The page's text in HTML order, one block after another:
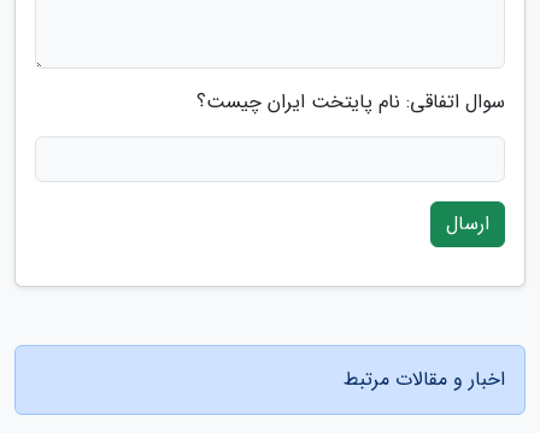
سوال اتفاقی: نام پایتخت ایران چیست؟
ارسال
اخبار و مقالات مرتبط